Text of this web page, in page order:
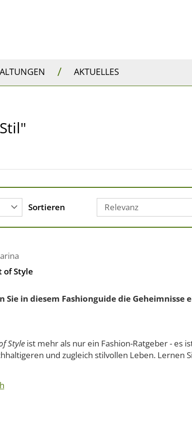
/ AKTUELLES
Sortieren Relevanz
of Style
Sie in diesem Fashionguide die Geheimnisse
Styleist mehr als nur ein Fashion-Ratgeber - es
und zugleich stilvollen Leben. Lernen